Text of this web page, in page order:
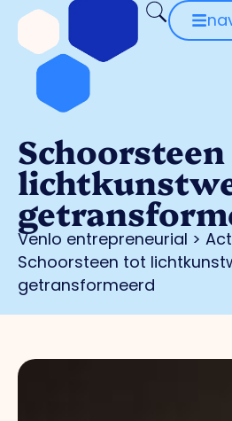
Venlo entrepreneurial >
Schoorsteen tot
getransformeerd